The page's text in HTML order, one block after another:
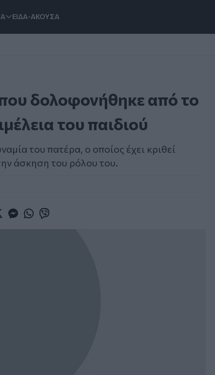
ΕΙΔΑ-ΑΚΟΥΣΑ
που δολοφονήθηκε από το
του παιδιού
του πατέρα, ο οποίος έχει κριθεί
άσκηση του ρόλου του.